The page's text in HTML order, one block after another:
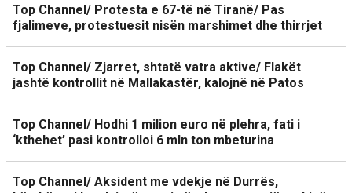
Top Channel/ Protesta e 67-të në Tiranë/ Pas
fjalimeve, protestuesit nisën marshimet dhe thirrjet
Top Channel/ Zjarret, shtatë vatra aktive/ Flakët
jashtë kontrollit në Mallakastër, kalojnë në Patos
Top Channel/ Hodhi 1 milion euro në plehra, fati i
‘kthehet’ pasi kontrolloi 6 mln ton mbeturina
Top Channel/ Aksident me vdekje në Durrës,